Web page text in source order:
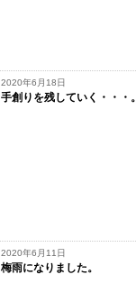
2020年6月18日
手創りを残していく・・・。
2020年6月11日
梅雨になりました。